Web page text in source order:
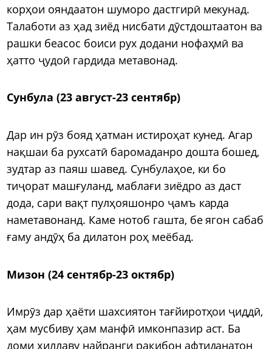
корҳои ояндаатон шуморо дастгирӣ мекунад.
Талаботи аз ҳад зиёд нисбати дӯстдоштаатон ва
рашки беасос боиси рух додани нофаҳмӣ ва
ҳатто ҷудоӣ гардида метавонад.
Сунбула (23 август-23 сентябр)
Дар ин рӯз бояд ҳатман истироҳат кунед. Агар
нақшаи ба рухсатӣ баромаданро дошта бошед,
зудтар аз паяш шавед. Сунбулаҳое, ки бо
тиҷорат машғуланд, маблағи зиёдро аз даст
дода, сари вақт пулҳояшонро ҷамъ карда
наметавонанд. Каме нотоб гашта, бе ягон сабаб
ғаму андӯҳ ба дилатон роҳ меёбад.
Мизон (24 сентябр-23 октябр)
Имрӯз дар ҳаёти шахсиятон тағйиротҳои ҷиддӣ,
ҳам мусбиву ҳам манфӣ имконпазир аст. Ба
доми ҳиллаву найранги рақибон афтиданатон